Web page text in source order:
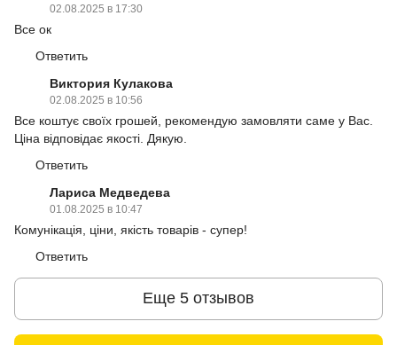
02.08.2025 в 17:30
Все ок
Ответить
Виктория Кулакова
02.08.2025 в 10:56
Все коштує своїх грошей, рекомендую замовляти саме у Вас.
Ціна відповідає якості. Дякую.
Ответить
Лариса Медведева
01.08.2025 в 10:47
Комунікація, ціни, якість товарів - супер!
Ответить
Еще 5 отзывов